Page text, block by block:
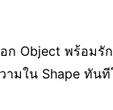
ก Object พร้อมรัก
ามใน Shape ทันที